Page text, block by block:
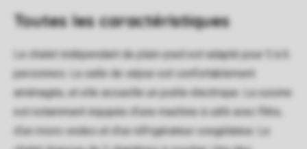
Toutesles caractéristiques
Le chalet indépendant de plain-pied est adapté pour 5 à 6
personnes. La salle de séjour est confortablement
aménagée, et elle accueille un poêle électrique. La cuisine
est notamment équipée d'une machine à café avec filtre,
d'un micro-ondes et d'un réfrigérateur-congélateur. Le